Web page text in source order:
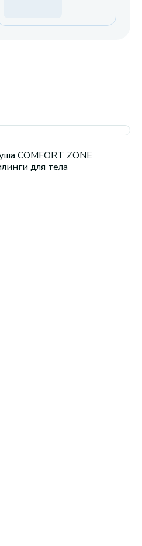
COMFORT ZONE
для тела